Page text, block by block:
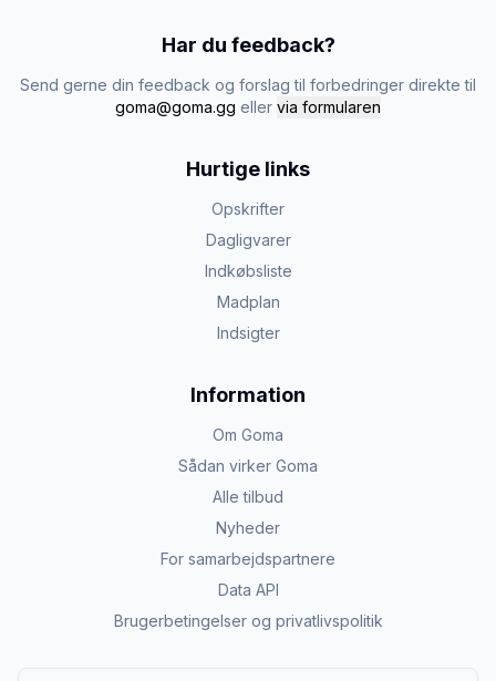
Har du feedback?
Send gerne din feedback og forslag til forbedringer direkte til
goma@goma.gg eller via formularen
Hurtige links
Opskrifter
Dagligvarer
Indkøbsliste
Madplan
Indsigter
Information
Om Goma
Sådan virker Goma
Alle tilbud
Nyheder
For samarbejdspartnere
Data API
Brugerbetingelser og privatlivspolitik